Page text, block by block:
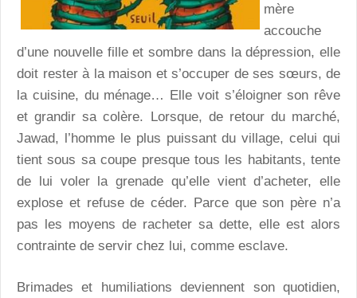
mère
accouche
d’une nouvelle fille et sombre dans la dépression, elle
doit rester à la maison et s’occuper de ses sœurs, de
la cuisine, du ménage… Elle voit s’éloigner son rêve
et grandir sa colère. Lorsque, de retour du marché,
Jawad, l’homme le plus puissant du village, celui qui
tient sous sa coupe presque tous les habitants, tente
de lui voler la grenade qu’elle vient d’acheter, elle
explose et refuse de céder. Parce que son père n’a
pas les moyens de racheter sa dette, elle est alors
contrainte de servir chez lui, comme esclave.
Brimades et humiliations deviennent son quotidien,